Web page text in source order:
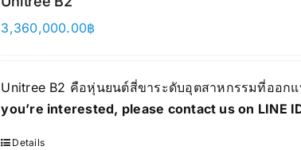
3,360,000.00฿
Unitree B2 คือหุ่นยนต์สี่ขาระดับอุตสาหกรรมที่ออก
you’re interested, please contact us on LINE
Details